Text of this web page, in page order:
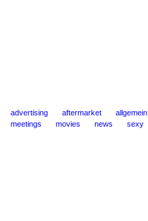
advertising aftermarket allgemein
meetings
movies news sexy